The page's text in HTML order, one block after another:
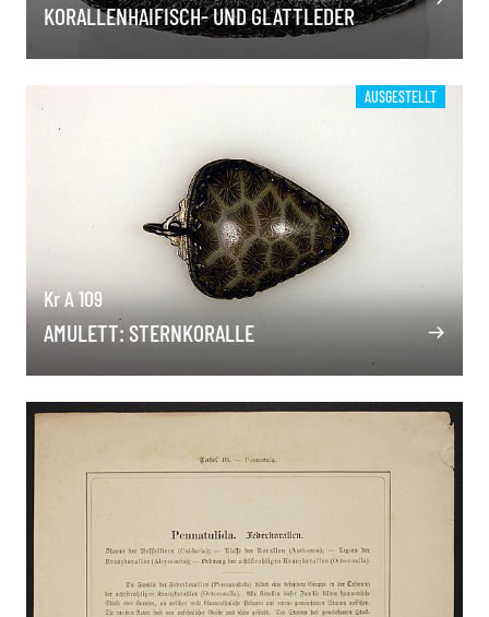
KORALLENHAIFISCH- UND GLATTLEDER
AUSGESTELLT
Kr A 109
AMULETT: STERNKORALLE